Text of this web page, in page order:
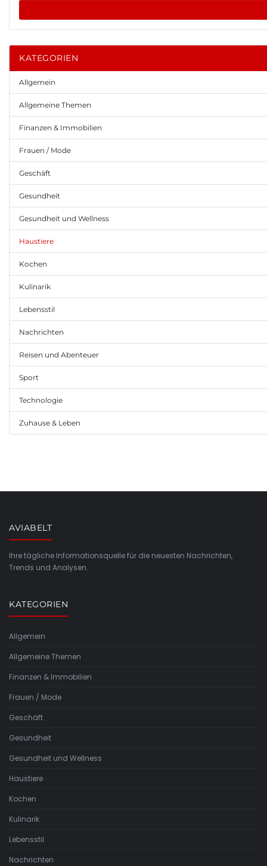
KATEGORIEN
Allgemein
Allgemeine Themen
Finanzen & Immobilien
Frauen / Mode
Geschäft
Gesundheit
Gesundheit und Wellness
Haustiere
Kochen
Kulinarik
Lebensstil
Nachrichten
Reisen und Abenteuer
Sport
Technologie
Zuhause & Leben
AVIABELT
Ihre tägliche Informationsquelle für die neuesten Nachrichten,
Trends und Analysen.
KATEGORIEN
Allgemein
Allgemeine Themen
Finanzen & Immobilien
Frauen / Mode
Geschäft
Gesundheit
Gesundheit und Wellness
Haustiere
Kochen
Kulinarik
Lebensstil
Nachrichten